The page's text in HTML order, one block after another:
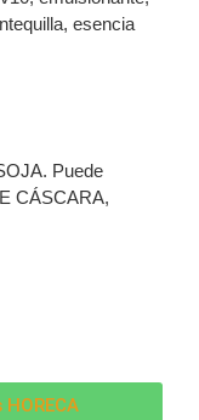
esencia
Puede
CÁSCARA,